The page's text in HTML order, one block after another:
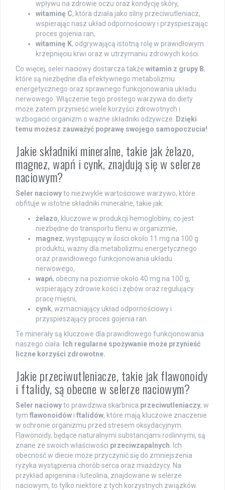
wpływu na zdrowie oczu oraz kondycję skóry,
witaminę C, która działa jako silny przeciwutleniacz,
wspierając nasz układ odpornościowy i przyspieszając
proces gojenia ran,
witaminę K, odgrywającą istotną rolę w prawidłowym
krzepnięciu krwi oraz w utrzymaniu zdrowych kości.
Co więcej, seler naciowy dostarcza także witamin z grupy B,
które są niezbędne dla efektywnego metabolizmu
energetycznego oraz sprawnego funkcjonowania układu
nerwowego. Włączenie tego prostego warzywa do diety
może zatem przynieść wiele korzyści zdrowotnych i
wzbogacić organizm o ważne składniki odżywcze.
Dzięki
temu możesz zauważyć poprawę swojego samopoczucia!
Jakie składniki mineralne, takie jak żelazo,
magnez, wapń i cynk, znajdują się w selerze
naciowym?
Seler naciowyto niezwykle wartościowe warzywo, które
obfituje w istotne składniki mineralne, takie jak:
żelazo, kluczowe w produkcji hemoglobiny, co jest
niezbędne do transportu tlenu w organizmie,
magnez, występujący w ilości około 11 mg na 100 g
produktu, ważny dla metabolizmu energetycznego
oraz prawidłowego funkcjonowania układu
nerwowego,
wapń, obecny na poziomie około 40 mg na 100 g,
wspierający zdrowie kości i zębów oraz regulujący
pracę mięśni,
cynk, wzmacniający układ odpornościowy i
przyspieszający proces gojenia ran.
Te minerały są kluczowe dla prawidłowego funkcjonowania
naszego ciała.
Ich regularne spożywanie może przynieść
liczne korzyści zdrowotne.
Jakie przeciwutleniacze, takie jak flawonoidy
i ftalidy, są obecne w selerze naciowym?
Seler naciowyto prawdziwa skarbnica przeciwutleniaczy, w
tym flawonoidów i ftalidów, które mają kluczowe znaczenie
w ochronie organizmu przed stresem oksydacyjnym.
Flawonoidy, będące naturalnymi substancjami roślinnymi, są
znane ze swoich właściwości przeciwzapalnych . Ich
obecność w diecie może przyczynić się do zmniejszenia
ryzyka wystąpienia chorób serca oraz miażdżycy. Na
przykład apigenina i luteolina, znajdowane w selerze
naciowym, to tylko niektóre z tych korzystnych związków.